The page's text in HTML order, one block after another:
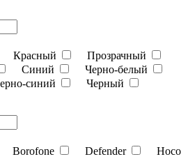
Красный
Прозрачный
Синий
Черно-белый
синий Черный
Borofone Defender
Hoco